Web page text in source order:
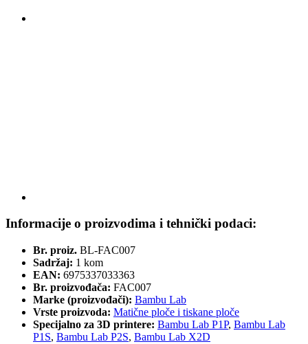
Informacije o proizvodima i tehnički podaci:
Br. proiz. BL-FAC007
Sadržaj: 1 kom
EAN: 6975337033363
Br. proizvođača: FAC007
Marke (proizvođači): Bambu Lab
Vrste proizvoda: Matične ploče i tiskane ploče
Specijalno za 3D printere: Bambu Lab P1P, Bambu Lab
P1S, Bambu Lab P2S, Bambu Lab X2D